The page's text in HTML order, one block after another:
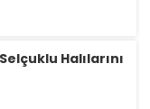
Halılarını